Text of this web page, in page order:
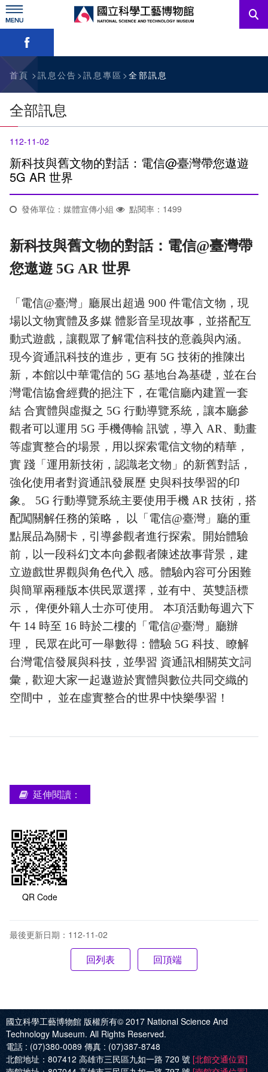
跳
到
主
要
訊息公告
參觀資訊
教育資源
網站服務
關於我們
English
略過字型切換，社群分享工具列
首頁 訊息公告 訊息專區 全部訊息
全部訊息
112-11-02
新科技與舊文物的對話：電信@臺灣帶您遨遊
5G AR 世界
發佈單位：媒體宣傳小組 點閱率：1499
新科技與舊文物的對話：電信@臺灣帶
您遨遊 5G AR 世界
「電信@臺灣」廳展出超過 900 件電信文物，現
場以文物實體及多媒 體影音呈現故事，並搭配互
動式遊戲，讓觀眾了解電信科技的意義與內涵。
現今資通訊科技的進步，更有 5G 技術的推陳出
新，本館以中華電信的 5G 基地台為基礎，並在台
灣電信協會經費的挹注下，在電信廳內建置一套
結 合實體與虛擬之 5G 行動導覽系統，讓本廳參
觀者可以運用 5G 手機傳輸 訊號，導入 AR、動畫
等虛實整合的場景，用以探索電信文物的精華，
實 踐「運用新技術，認識老文物」的新舊對話，
強化使用者對資通訊發展歷 史與科技學習的印
象。 5G 行動導覽系統主要使用手機 AR 技術，搭
配闖關解任務的策略， 以「電信@臺灣」廳的重
點展品為關卡，引導參觀者進行探索。開始體驗
前，以一段科幻文本向參觀者陳述故事背景，建
立遊戲世界觀與角色代入 感。體驗內容可分困難
與簡單兩種版本供民眾選擇，並有中、英雙語標
示， 俾便外籍人士亦可使用。 本項活動每週六下
午 14 時至 16 時於二樓的「電信@臺灣」廳辦
理， 民眾在此可一舉數得：體驗 5G 科技、瞭解
台灣電信發展與科技，並學習 資通訊相關英文詞
彙，歡迎大家一起遨遊於實體與數位共同交織的
空間中， 並在虛實整合的世界中快樂學習！
延伸閱讀：
QR Code
最後更新日期：112-11-02
回頂端
國立科學工藝博物館 版權所有© 2017 National Science And
Technology Museum. All Rights Reserved.
電話 : (07)380-0089 傳真 : (07)387-8748
北館地址： 807412 高雄市三民區九如一路 720 號 [北館交通位置]